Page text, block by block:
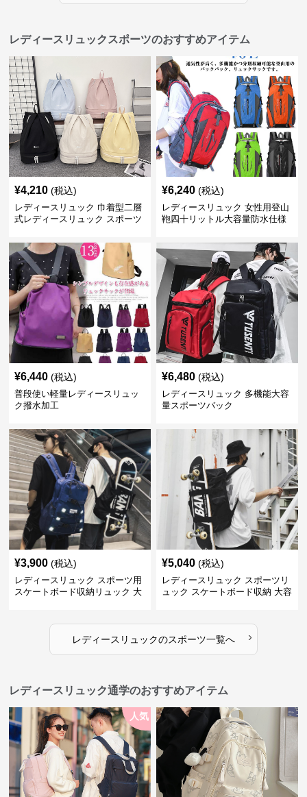
レディースリュックスポーツのおすすめアイテム
¥4,210 (税込)
レディースリュック 巾着型二層
式レディースリュック スポーツ
¥6,240 (税込)
レディースリュック 女性用登山
鞄四十リットル大容量防水仕様
¥6,440 (税込)
普段使い軽量レディースリュッ
ク撥水加工
¥6,480 (税込)
レディースリュック 多機能大容
量スポーツバック
¥3,900 (税込)
レディースリュック スポーツ用
スケートボード収納リュック 大
¥5,040 (税込)
レディースリュック スポーツリ
ュック スケートボード収納 大容
レディースリュックのスポーツ一覧へ ›
レディースリュック通学のおすすめアイテム
人気